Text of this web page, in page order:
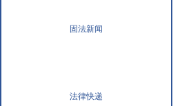
固法新闻
法律快递